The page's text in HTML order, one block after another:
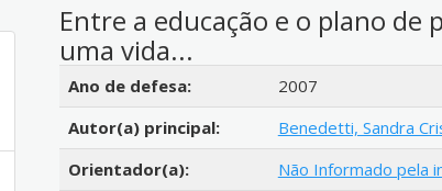
Entre a educação e o plano
uma vida...
Detalhes bibliográficos
Ano de defesa:
2007
Autor(a) principal:
Benedetti, Sandra
Orientador(a):
Não Informado pela